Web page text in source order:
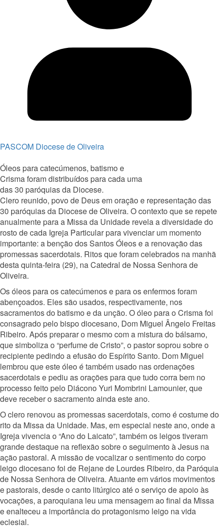
PASCOM Diocese de Oliveira
Óleos para catecúmenos, batismo e
Crisma foram distribuídos para cada uma
das 30 paróquias da Diocese.
Clero reunido, povo de Deus em oração e representação das
30 paróquias da Diocese de Oliveira. O contexto que se repete
anualmente para a Missa da Unidade revela a diversidade do
rosto de cada Igreja Particular para vivenciar um momento
importante: a benção dos Santos Óleos e a renovação das
promessas sacerdotais. Ritos que foram celebrados na manhã
desta quinta-feira (29), na Catedral de Nossa Senhora de
Oliveira.
Os óleos para os catecúmenos e para os enfermos foram
abençoados. Eles são usados, respectivamente, nos
sacramentos do batismo e da unção. O óleo para o Crisma foi
consagrado pelo bispo diocesano, Dom Miguel Ângelo Freitas
Ribeiro. Após preparar o mesmo com a mistura do bálsamo,
que simboliza o “perfume de Cristo”, o pastor soprou sobre o
recipiente pedindo a efusão do Espírito Santo. Dom Miguel
lembrou que este óleo é também usado nas ordenações
sacerdotais e pediu as orações para que tudo corra bem no
processo feito pelo Diácono Yuri Mombrini Lamounier, que
deve receber o sacramento ainda este ano.
O clero renovou as promessas sacerdotais, como é costume do
rito da Missa da Unidade. Mas, em especial neste ano, onde a
Igrejavivencia o “Ano do Laicato”, também os leigos tiveram
grande destaque na reflexão sobre o seguimento à Jesus na
ação pastoral. A missão de vocalizar o sentimento do corpo
leigo diocesano foi de Rejane de Lourdes Ribeiro, da Paróquia
de Nossa Senhora de Oliveira. Atuante em vários movimentos
e pastorais, desde o canto litúrgico até o serviço de apoio às
vocações, a paroquiana leu uma mensagem ao final da Missa
e enalteceu a importância do protagonismo leigo na vida
eclesial.